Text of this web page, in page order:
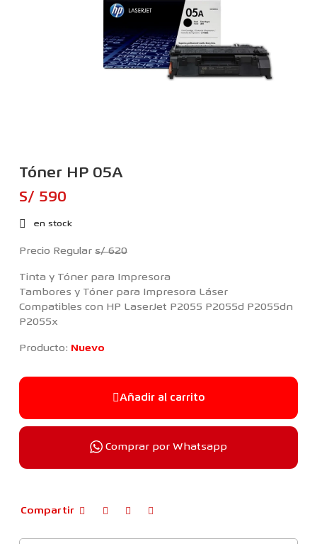
Tóner HP 05A
S/ 590
en stock
Precio Regular s/ 620
Tinta y Tóner para Impresora
Tambores y Tóner para Impresora Láser
Compatibles con HP LaserJet P2055 P2055d P2055dn
P2055x
Producto: Nuevo
Añadir al carrito
Comprar por Whatsapp
Compartir